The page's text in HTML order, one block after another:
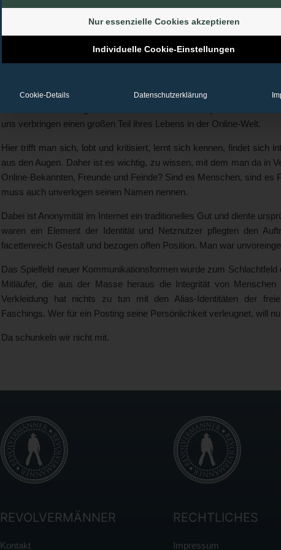
Maskenball im Internet. Was im Karneval Pappnasen, Kostüme
Fakeaccounts. Doch während wir drei tolle Tage mit Lust und
Angreifer das ganze Jahr hinter ihren Bildschirmen mit feistem
Konfettis schleudern sie Lügen und Verleumdungen in die Öffentlichkeit.
Und wenn wir am Aschermittwoch die Masken lupfen, bleiben sie
Menschen und Gruppen, Organisationen und Konzerne.
Nicht einmal ihren eigenen Namen können die Anonymitäter
uns verbringen einen großen Teil ihres Lebens in der Online-Welt.
Hier trifft man sich, lobt und kritisiert, lernt sich kennen, findet sich
aus den Augen. Daher ist es wichtig, zu wissen, mit dem man da in
Online-Bekannten, Freunde und Feinde? Sind es Menschen, sind
muss auch unverlogen seinen Namen nennen.
Dabei ist Anonymität im Internet ein traditionelles Gut und diente
waren ein Element der Identität und Netznutzer pflegten den
facettenreich Gestalt und bezogen offen Position. Man war
Das Spielfeld neuer Kommunikationsformen wurde zum
Mitläufer, die aus der Masse heraus die Integrität von Menschen
Verkleidung hat nichts zu tun mit den Alias-Identitäten der
Faschings. Wer für ein Posting seine Persönlichkeit verleugnet, will
Da schunkeln wir nicht mit.
REVOLVERMÄNNER
Kontakt
RECHTLICHES
Impressum
Nur essenzielle Cookies akzeptieren
Individuelle Cookie-Einstellungen
Cookie-Details Datenschutzerklärung